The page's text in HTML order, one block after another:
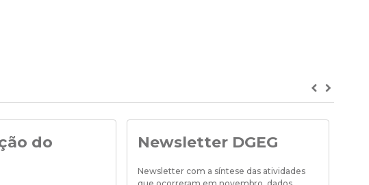
Previous
do
Newsletter DGEG
Newsletter com a síntese das atividades